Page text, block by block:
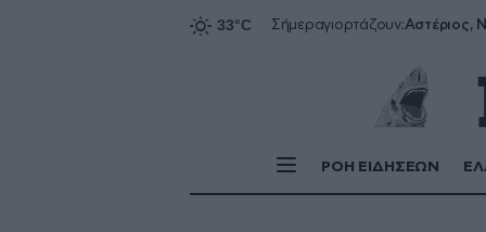
Σήμεραγιορτάζουν:Αστέριος,
ΡΟΗ ΕΙΔΗΣΕΩΝ